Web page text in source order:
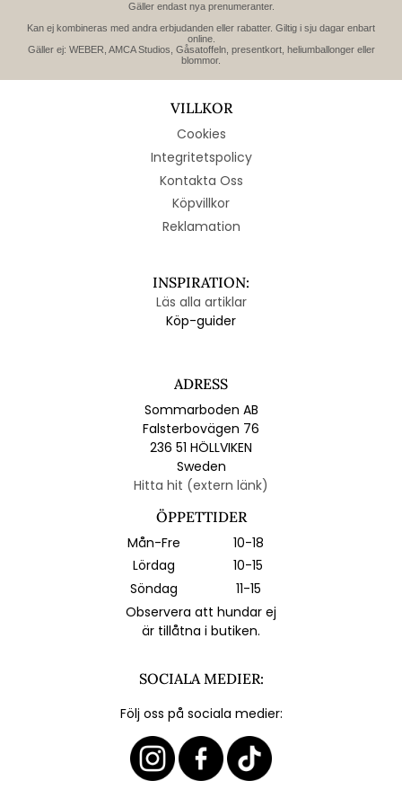
Gäller endast nya prenumeranter.
Kan ej kombineras med andra erbjudanden eller rabatter. Giltig i sju dagar enbart
online.
Gäller ej: WEBER, AMCA Studios, Gåsatoffeln, presentkort, heliumballonger eller
blommor.
VILLKOR
Cookies
Integritetspolicy
Kontakta Oss
Köpvillkor
Reklamation
INSPIRATION:
Läs alla artiklar
Köp-guider
ADRESS
Sommarboden AB
Falsterbovägen 76
236 51 HÖLLVIKEN
Sweden
Hitta hit (extern länk)
ÖPPETTIDER
Mån-Fre
10-18
Lördag
10-15
Söndag
11-15
Observera att hundar ej
är tillåtna i butiken.
SOCIALA MEDIER:
Följ oss på sociala medier: